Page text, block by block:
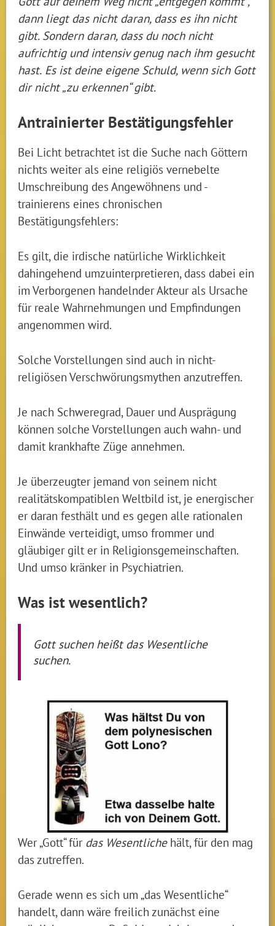
dann liegt das nicht daran, dass es ihn nicht
gibt. Sondern daran, dass du noch nicht
aufrichtig und intensiv genug nach ihm gesucht
hast. Es ist deine eigene Schuld, wenn sich Gott
dir nicht „zu erkennen“ gibt.
Antrainierter Bestätigungsfehler
Bei Licht betrachtet ist die Suche nach Göttern
nichts weiter als eine religiös vernebelte
Umschreibung des Angewöhnens und -
trainierens eines chronischen
Bestätigungsfehlers:
Es gilt, die irdische natürliche Wirklichkeit
dahingehend umzuinterpretieren, dass dabei ein
im Verborgenen handelnder Akteur als Ursache
für reale Wahrnehmungen und Empfindungen
angenommen wird.
Solche Vorstellungen sind auch in nicht-
religiösen Verschwörungsmythen anzutreffen.
Je nach Schweregrad, Dauer und Ausprägung
können solche Vorstellungen auch wahn- und
damit krankhafte Züge annehmen.
Je überzeugter jemand von seinem nicht
realitätskompatiblen Weltbild ist, je energischer
er daran festhält und es gegen alle rationalen
Einwände verteidigt, umso frommer und
gläubiger gilt er in Religionsgemeinschaften.
Und umso kränker in Psychiatrien.
Was ist wesentlich?
Gott suchen heißt das Wesentliche
suchen.
Wer „Gott“ für das Wesentlichehält, für den mag
das zutreffen.
Gerade wenn es sich um „das Wesentliche“
handelt, dann wäre freilich zunächst eine